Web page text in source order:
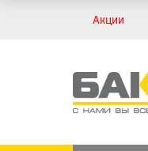
Акции